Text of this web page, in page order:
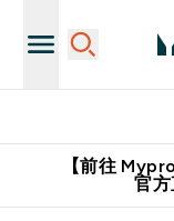
【前往
官方